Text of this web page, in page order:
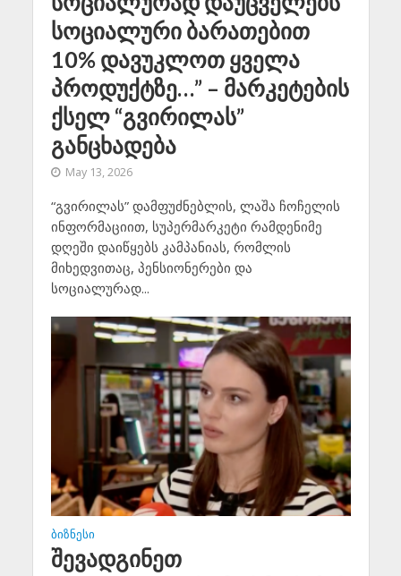
სოციალური ბარათებით
10% დავუკლოთ ყველა
პროდუქტზე…” – მარკეტების
ქსელ “გვირილას”
განცხადება
May 13, 2026
“გვირილას” დამფუძნებლის, ლაშა ჩოჩელის
ინფორმაციით, სუპერმარკეტი რამდენიმე
დღეში დაიწყებს კამპანიას, რომლის
მიხედვითაც, პენსიონერები და
სოციალურად...
ᲑᲘᲖᲜᲔᲡᲘ
შევადგინეთ